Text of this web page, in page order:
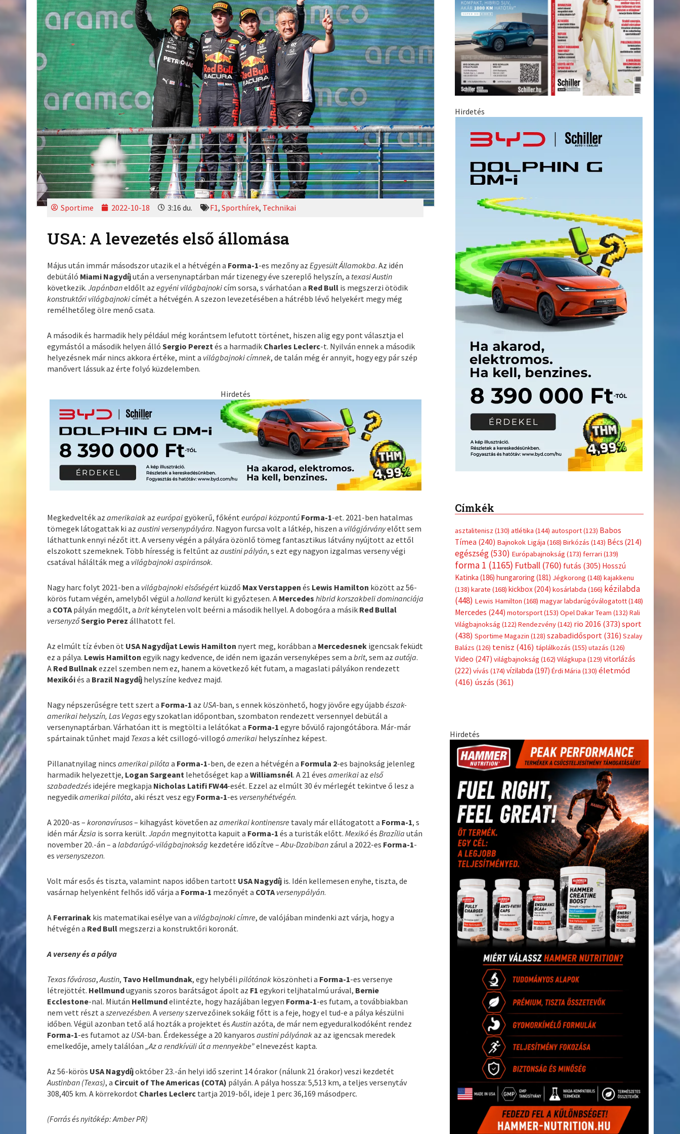
Sportime 2022-10-18 3:16 du. F1, Sporthírek, Technikai
USA: A levezetés első állomása
Május után immár másodszor utazik el a hétvégén a Forma-1-es mezőny azEgyesült Államokba. Az idén
debütáló Miami Nagydíjután a versenynaptárban már tizenegy éve szereplő helyszín, a texasi Austin
következik.Japánbaneldőlt azegyéni világbajnokicím sorsa, s várhatóan a Red Bull is megszerzi ötödik
konstruktőri világbajnokicímét a hétvégén. A szezon levezetésében a hátrébb lévő helyekért megy még
remélhetőleg ölre menő csata.
A második és harmadik hely például még korántsem lefutott történet, hiszen alig egy pont választja el
egymástól a második helyen állóSergio Pereztés a harmadik Charles Leclerc-t. Nyilván ennek a második
helyezésnek már nincs akkora értéke, mint a világbajnoki címnek, de talán még ér annyit, hogy egy pár szép
manővert lássuk az érte folyó küzdelemben.
Hirdetés
Megkedvelték azamerikaiakazeurópaigyökerű, főkénteurópai központú Forma-1-et. 2021-ben hatalmas
tömegek látogattak ki azaustini versenypályára. Nagyon furcsa volt a látkép, hiszen a világjárványelőtt sem
láthattunk ennyi nézőt itt. A verseny végén a pályára özönlő tömeg fantasztikus látvány nyújtott az ettől
elszokott szemeknek. Több híresség is feltűnt azaustini pályán, s ezt egy nagyon izgalmas verseny végi
csatával hálálták meg a világbajnoki aspiránsok.
Nagy harc folyt 2021-ben a világbajnoki elsőségértküzdő Max Verstappen és Lewis Hamilton között az 56-
körös futam végén, amelyből végül aholland került ki győztesen. A Mercedeshibrid korszakbeli dominanciája
a COTA pályán megdőlt, abritkénytelen volt beérni a második hellyel. A dobogóra a másik Red Bullal
versenyzőSergio Perez állhatott fel.
Az elmúlt tíz évben öt USA Nagydíjat Lewis Hamilton nyert meg, korábban a Mercedesnek igencsak feküdt
ez a pálya. Lewis Hamilton egyik nagy kedvence, de idén nem igazán versenyképes sem abrit, sem azautója.
A Red Bullnakezzel szemben nem ez, hanem a következő két futam, a magaslati pályákon rendezett
Mexikóiés a Brazil Nagydíj helyszíne kedvez majd.
Nagy népszerűségre tett szert a Forma-1 az USA-ban, s ennek köszönhető, hogy jövőre egy újabbészak-
amerikai helyszín, Las Vegasegy szokatlan időpontban, szombaton rendezett versennyel debütál a
versenynaptárban. Várhatóan itt is megtölti a lelátókat a Forma-1egyre bővülő rajongótábora. Már-már
spártainak tűnhet majd Texasa két csillogó-villogóamerikai helyszínhez képest.
Pillanatnyilag nincsamerikai pilóta a Forma-1-ben, de ezen a hétvégén a Formula 2-es bajnokság jelenleg
harmadik helyezettje, Logan Sargeant lehetőséget kap aWilliamsnél. A 21 évesamerikaiazelső
szabadedzés idejére megkapja Nicholas Latifi FW44-esét. Ezzel az elmúlt 30 év mérlegét tekintve ő lesz a
negyedikamerikai pilóta, aki részt vesz egy Forma-1-es versenyhétvégén.
A 2020-as –koronavírusos– kihagyást követően azamerikai kontinensre tavaly már ellátogatott a Forma-1, s
idén márÁzsia is sorra került.Japán megnyitotta kapuit a Forma-1 és a turisták előtt.MexikóésBrazíliaután
november 20.-án – alabdarúgó-világbajnokság kezdetére időzítve –Abu-Dzabiban zárul a 2022-es Forma-1-
es versenyszezon.
Volt már esős és tiszta, valamint napos időben tartott USA Nagydíj is. Idén kellemesen enyhe, tiszta, de
vasárnap helyenként felhős idő várja a Forma-1 mezőnyét a COTA versenypályán.
A Ferrarinak kis matematikai esélye van a világbajnoki címre, de valójában mindenki azt várja, hogy a
hétvégén a Red Bull megszerzi a konstruktőri koronát.
A verseny és a pálya
Texas fővárosa,Austin, Tavo Hellmundnak, egy helybélipilótának köszönheti a Forma-1-es versenye
létrejöttét. Hellmundugyanis szoros barátságot ápolt az F1egykori teljhatalmú urával, Bernie
Ecclestone-nal. Miután Hellmundelintézte, hogy hazájában legyen Forma-1-es futam, a továbbiakban
nem vett részt aszervezésben. A versenyszervezőinek sokáig főtt is a feje, hogy el tud-e a pálya készülni
időben. Végül azonban tető alá hozták a projektet ésAustinazóta, de már nem egyeduralkodóként rendez
Forma-1-es futamot az USA-ban. Érdekessége a 20 kanyarosaustini pályánakaz az igencsak meredek
emelkedője, amely találóan„Az a rendkívüli út a mennyekbe”elnevezést kapta.
Az 56-körös USA Nagydíjoktóber 23.-án helyi idő szerint 14 órakor (nálunk 21 órakor) veszi kezdetét
Austinban (Texas), a Circuit of The Americas (COTA) pályán. A pálya hossza: 5,513 km, a teljes versenytáv
308,405 km. A körrekordot Charles Leclerc tartja 2019-ből, ideje 1 perc 36,169 másodperc.
(Forrás és nyitókép: Amber PR)
Hirdetés
Címkék
asztalitenisz (130) atlétika (144) autosport(123) Babos
Tímea (240) Bajnokok Ligája (168) Birkózás (143) Bécs (214)
egészség(530) Európabajnokság (173) ferrari (139)
forma 1 (1165) Futball(760) futás (305) Hosszú
Katinka (186) hungaroring (181) Jégkorong (148) kajakkenu
(138) karate (168) kickbox(204) kosárlabda (166) kézilabda
(448) Lewis Hamilton (168) magyar labdarúgóválogatott(148)
Mercedes (244) motorsport(153) Opel Dakar Team (132) Rali
Világbajnokság (122) Rendezvény(142) rio 2016 (373) sport
(438) Sportime Magazin (128) szabadidősport (316) Szalay
Balázs (126) tenisz (416) táplálkozás (155) utazás (126)
Video (247) világbajnokság (162) Világkupa (129) vitorlázás
(222) vívás (174) vízilabda (197) Érdi Mária (130) életmód
(416) úszás (361)
Hirdetés